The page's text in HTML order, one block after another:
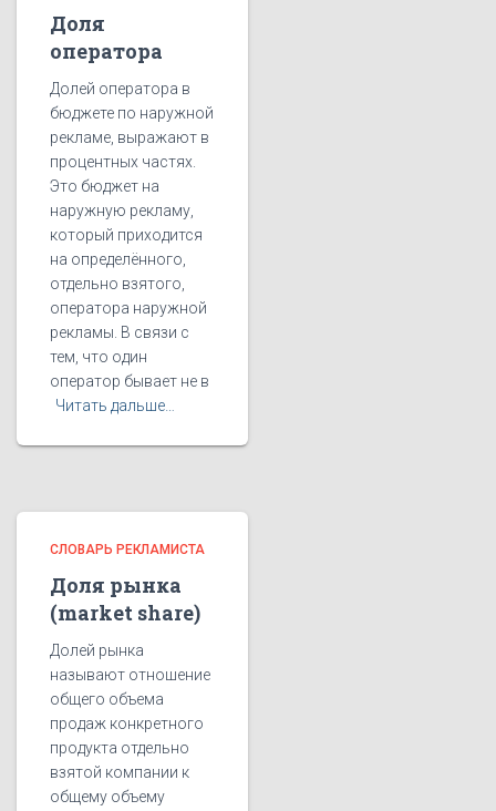
Доля
оператора
Долей оператора в
бюджете по наружной
рекламе, выражают в
процентных частях.
Это бюджет на
наружную рекламу,
который приходится
на определённого,
отдельно взятого,
оператора наружной
рекламы. В связи с
тем, что один
оператор бывает не в
Читать дальше…
СЛОВАРЬ РЕКЛАМИСТА
Доля рынка
(market share)
Долей рынка
называют отношение
общего объема
продаж конкретного
продукта отдельно
взятой компании к
общему объему